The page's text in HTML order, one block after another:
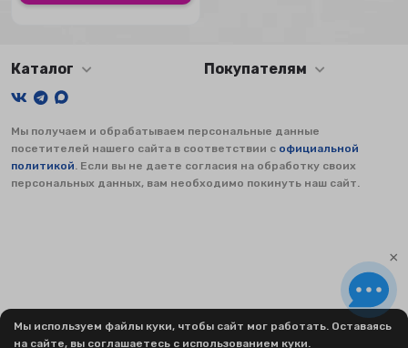
Мы используем файлы куки, чтобы сайт мог работать. Оставаясь
на сайте, вы соглашаетесь с использованием куки.
Каталог Покупателям
Мы получаем и обрабатываем персональные данные
посетителей нашего сайта в соответствии с официальной
политикой. Если вы не даете согласия на обработку своих
персональных данных, вам необходимо покинуть наш сайт.
×
Работаем с юр.лицами и ИП
×